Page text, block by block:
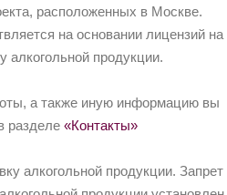
расположенных в Москве.
на основании лицензий на
алкогольной продукции.
а также иную информацию вы
разделе «Контакты»
алкогольной продукции. Запрет